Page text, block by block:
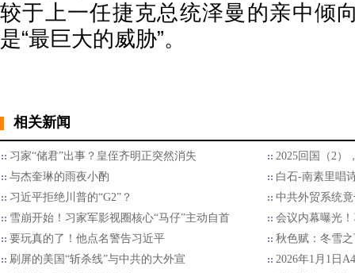
较于上一任捷克总统泽曼的亲中倾
是“最巨大的威胁”。
相关新闻
习家“储君”出事？皇侄齐明正突然消失
2025回国（2）
与杰奎琳的雨夜小酌
白石-南素里唱
习近平拒绝川普的“G2”？
中共外贸系统
雪崩开始！习家军影视圈核心“马仔”主动自首
会议内幕曝光
要玩真的了！他点名警告习近平
秋色赋：冬雪
刷屏的美国“斩杀线”与中共的大外宣
2026年1月1日